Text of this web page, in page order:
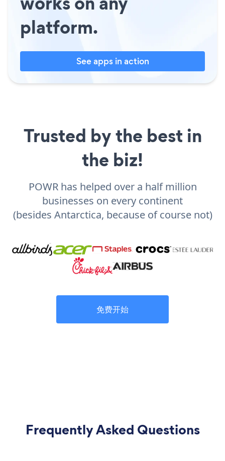
platform.
See apps in action
Trusted by the best in
the biz!
POWR has helped over a half million
businesses on every continent
(besides Antarctica, because of course not)
免费开始
Frequently Asked Questions